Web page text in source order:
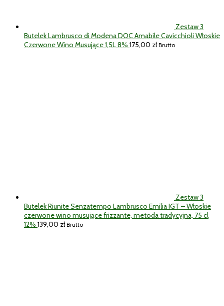
Zestaw 3
Butelek Lambrusco di Modena DOC Amabile Cavicchioli Włoskie
Czerwone Wino Musujące 1,5L 8% 175,00 zł Brutto
Zestaw 3
Butelek Riunite Senzatempo Lambrusco Emilia IGT – Włoskie
czerwone wino musujące frizzante, metoda tradycyjna, 75 cl
12% 139,00 zł Brutto